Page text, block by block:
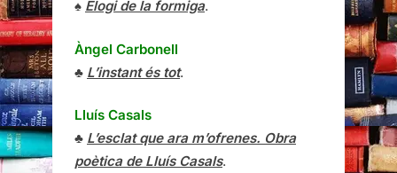
♠ Elogi de la formiga.
Àngel Carbonell
♣ L’instant és tot.
Lluís Casals
♣ L’esclat que ara m’ofrenes. Obra
poètica de Lluís Casals.